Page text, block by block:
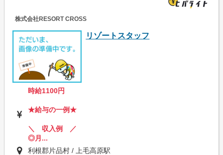
株式会社RESORT CROSS
リゾートスタッフ
時給1100円
★給与の一例★
＼ 収入例 ／
◎月...
利根郡片品村 / 上毛高原駅